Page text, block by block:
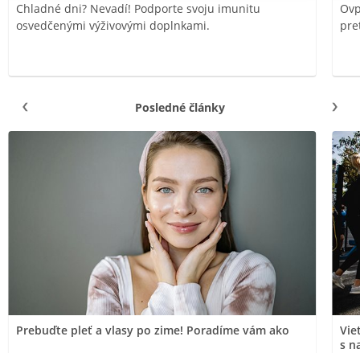
Chladné dni? Nevadí! Podporte svoju imunitu
osvedčenými výživovými doplnkami.
Posledné články
Prebuďte pleť a vlasy po zime! Poradíme vám ako
s